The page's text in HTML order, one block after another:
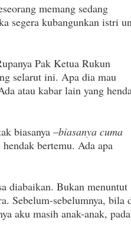
memang sedang
segera kubangunkan istri
Pak Ketua Rukun
selarut ini. Apa dia mau
atau kabar lain yang
biasanya –biasanya cuma
bertemu. Ada apa
diabaikan. Bukan menuntut
Sebelum-sebelumnya, bila
aku masih anak-anak,